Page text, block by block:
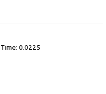
Time: 0.0225